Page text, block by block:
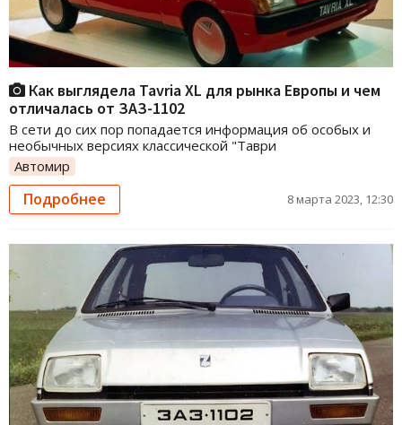
Как выглядела Tavria XL для рынка Европы и чем
отличалась от ЗАЗ-1102
В сети до сих пор попадается информация об особых и
необычных версиях классической "Таври
Автомир
Подробнее 8 марта 2023, 12:30